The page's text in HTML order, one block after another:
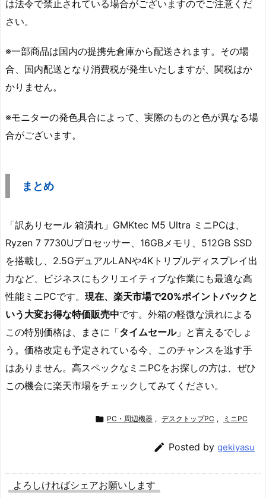
は法令で禁止されている場合がございますのでご注意くだ
さい。
※一部商品は国内の提携先倉庫から配送されます。その場
合、国内配送となり消費税が発生いたしますが、関税はか
かりません。
※モニターの発色具合によって、実際のものと色が異なる場
合がございます。
まとめ
「訳ありセール 箱潰れ」GMKtec M5 Ultra ミニPCは、
Ryzen 7 7730Uプロセッサー、16GBメモリ、512GB SSD
を搭載し、2.5GデュアルLANや4Kトリプルディスプレイ出
力など、ビジネスにもクリエイティブな作業にも最適な高
性能ミニPCです。 現在、楽天市場で20%ポイントバックと
いう大変お得な特価販売中です。外箱の軽微な潰れによる
この特別価格は、まさに「タイムセール」と言えるでしょ
う。価格改定も予定されている今、このチャンスを逃す手
はありません。高スペックなミニPCをお探しの方は、ぜひ
この機会に楽天市場をチェックしてみてください。
 PC・周辺機器 , デスクトップPC , ミニPC
 Posted by gekiyasu
よろしければシェアお願いします